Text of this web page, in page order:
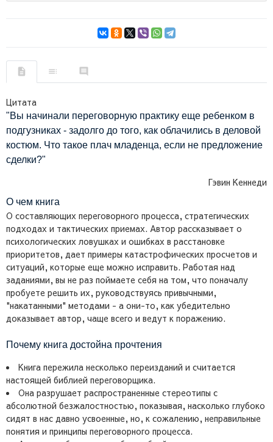
Цитата
"Вы начинали переговорную практику еще ребенком в
подгузниках - задолго до того, как облачились в деловой
костюм. Что такое плач младенца, если не предложение
сделки?"
Гэвин Кеннеди
О чем книга
О составляющих переговорного процесса, стратегических
подходах и тактических приемах. Автор рассказывает о
психологических ловушках и ошибках в расстановке
приоритетов, дает примеры катастрофических просчетов и
ситуаций, которые еще можно исправить. Работая над
заданиями, вы не раз поймаете себя на том, что поначалу
пробуете решить их, руководствуясь привычными,
"накатанными" методами - а они-то, как убедительно
доказывает автор, чаще всего и ведут к поражению.
Почему книга достойна прочтения
Книга пережила несколько переизданий и считается
настоящей библией переговорщика.
Она разрушает распространенные стереотипы с
абсолютной безжалостностью, показывая, насколько глубоко
сидят в нас давно усвоенные, но, к сожалению, неправильные
понятия и принципы переговорного процесса.